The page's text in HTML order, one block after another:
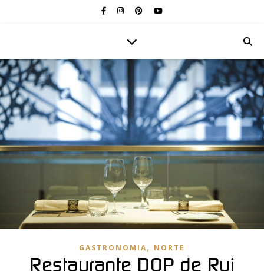
GASTRONOMIA, NORTE
Restaurante DOP de Rui